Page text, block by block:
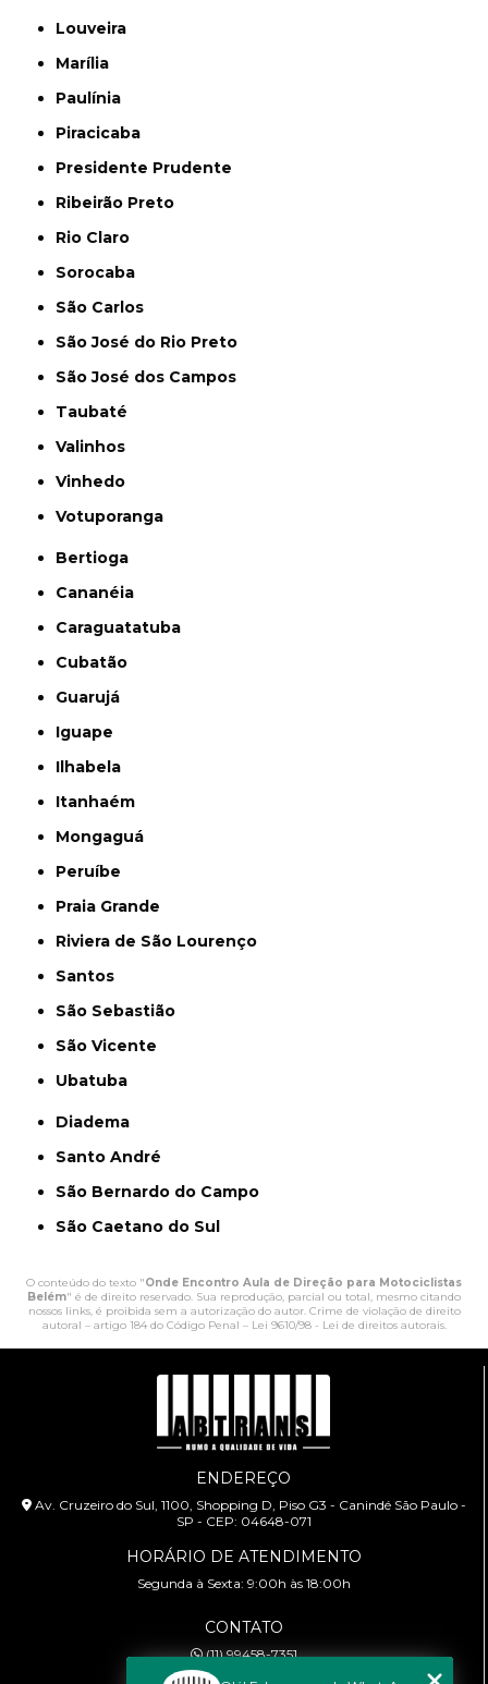
Louveira
Marília
Paulínia
Piracicaba
Presidente Prudente
Ribeirão Preto
Rio Claro
Sorocaba
São Carlos
São José do Rio Preto
São José dos Campos
Taubaté
Valinhos
Vinhedo
Votuporanga
Bertioga
Cananéia
Caraguatatuba
Cubatão
Guarujá
Iguape
Ilhabela
Itanhaém
Mongaguá
Peruíbe
Praia Grande
Riviera de São Lourenço
Santos
São Sebastião
São Vicente
Ubatuba
Diadema
Santo André
São Bernardo do Campo
São Caetano do Sul
O conteúdo do texto "Onde Encontro Aula de Direção para Motociclistas
Belém" é de direito reservado. Sua reprodução, parcial ou total, mesmo citando
nossos links, é proibida sem a autorização do autor. Crime de violação de direito
autoral – artigo 184 do Código Penal – Lei 9610/98 - Lei de direitos autorais.
ENDEREÇO
Av. Cruzeiro do Sul, 1100, Shopping D, Piso G3 - Canindé São Paulo -
SP - CEP: 04648-071
HORÁRIO DE ATENDIMENTO
Segunda à Sexta: 9:00h às 18:00h
CONTATO
(11) 99458-7351
cursoabtrans@gmail.com